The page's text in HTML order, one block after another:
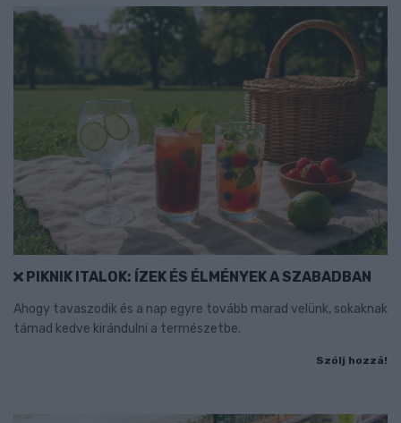
PIKNIK ITALOK: ÍZEK ÉS ÉLMÉNYEK A SZABADBAN
Ahogy tavaszodik és a nap egyre tovább marad velünk, sokaknak
támad kedve kirándulni a természetbe.
Szólj hozzá!